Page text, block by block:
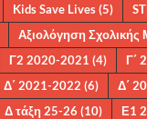
Kids Save Lives(5)
Αξιολόγηση Σχολικής
Γ2 2020-2021 (4) Γ΄
Δ΄ 2021-2022 (6) Δ΄
Δ τάξη 25-26 (10) Ε1